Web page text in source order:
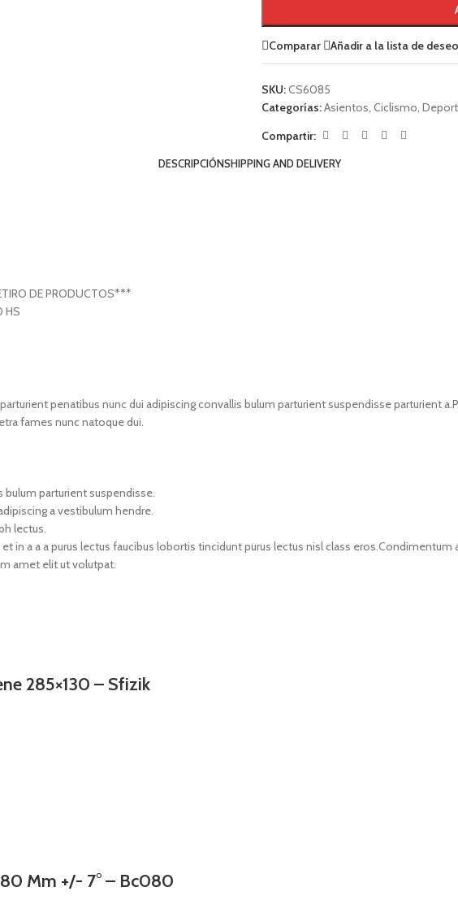
Comparar Añadir a la lista de
SKU:CS6085
Categorías:Asientos, Ciclismo,
Compartir:
DESCRIPCIÓNSHIPPING AND DELIVERY
DE PRODUCTOS***
HS
penatibus nunc dui adipiscing convallis bulum parturient suspendisse parturient
fames nunc natoque dui.
bulum parturient suspendisse.
a vestibulum hendre.
lectus.
in a a a purus lectus faucibus lobortis tincidunt purus lectus nisl class
amet elit ut volutpat.
285×130 – Sfizik
Mm +/- 7° – Bc080